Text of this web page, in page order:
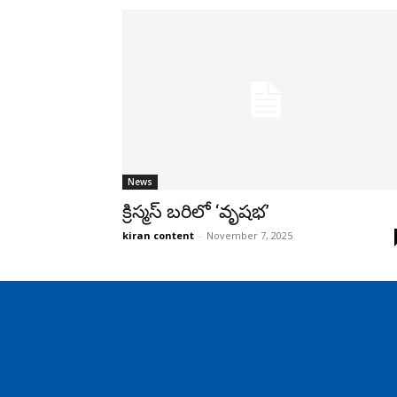
News
క్రిస్మ‌స్ బ‌రిలో ‘వృష‌భ‌’
kiran content - November 7, 2025